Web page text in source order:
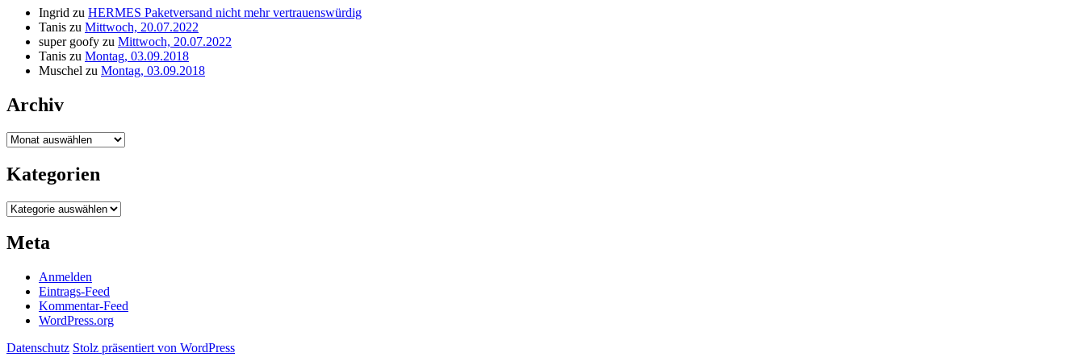
Ingrid zu HERMES Paketversand nicht mehr vertrauenswürdig
Tanis zu Mittwoch, 20.07.2022
super goofy zu Mittwoch, 20.07.2022
Tanis zu Montag, 03.09.2018
Muschel zu Montag, 03.09.2018
Archiv
Archiv
Kategorien
Kategorien
Meta
Anmelden
Eintrags-Feed
Kommentar-Feed
WordPress.org
Datenschutz Stolz präsentiert von WordPress